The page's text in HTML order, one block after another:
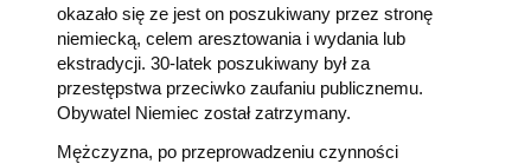
okazało się ze jest on poszukiwany przez stronę
niemiecką, celem aresztowania i wydania lub
ekstradycji. 30-latek poszukiwany był za
przestępstwa przeciwko zaufaniu publicznemu.
Obywatel Niemiec został zatrzymany.
Mężczyzna, po przeprowadzeniu czynności